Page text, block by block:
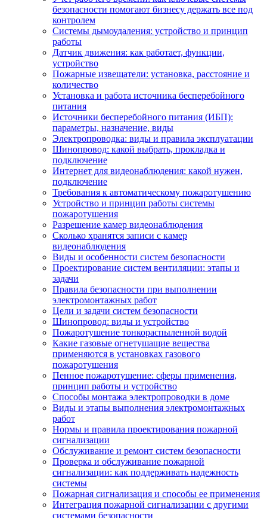
безопасности помогают бизнесу держать все под
контролем
Системы дымоудаления: устройство и принцип
работы
Датчик движения: как работает, функции,
устройство
Пожарные извещатели: установка, расстояние и
количество
Установка и работа источника бесперебойного
питания
Источники бесперебойного питания (ИБП):
параметры, назначение, виды
Электропроводка: виды и правила эксплуатации
Шинопровод: какой выбрать, прокладка и
подключение
Интернет для видеонаблюдения: какой нужен,
подключение
Требования к автоматическому пожаротушению
Устройство и принцип работы системы
пожаротушения
Разрешение камер видеонаблюдения
Сколько хранятся записи с камер
видеонаблюдения
Виды и особенности систем безопасности
Проектирование систем вентиляции: этапы и
задачи
Правила безопасности при выполнении
электромонтажных работ
Цели и задачи систем безопасности
Шинопровод: виды и устройство
Пожаротушение тонкораспыленной водой
Какие газовые огнетушащие вещества
применяются в установках газового
пожаротушения
Пенное пожаротушение: сферы применения,
принцип работы и устройство
Способы монтажа электропроводки в доме
Виды и этапы выполнения электромонтажных
работ
Нормы и правила проектирования пожарной
сигнализации
Обслуживание и ремонт систем безопасности
Проверка и обслуживание пожарной
сигнализации: как поддерживать надежность
системы
Пожарная сигнализация и способы ее применения
Интеграция пожарной сигнализации с другими
системами безопасности